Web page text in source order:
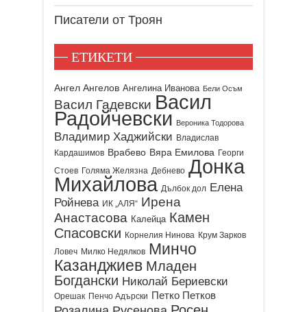
Писатели от Троян
ЕТИКЕТИ
Ангел Ангелов Ангелина Иванова Бели Осъм
Васил Гадевски Васил
Радойчевски Вероника Тодорова
Владимир Хаджийски Владислав
Кардашимов Врабево Вяра Емилова Георги
Стоев Голяма Желязна Дебнево Донка
Михайлова Дълбок дол Елена
Ройнева ИК „АЛЯ“ Ирена
Анастасова Калейца Камен
Спасовски Корнелия Нинова Крум Зарков
Ловеч Милко Недялков Минчо
Казанджиев Младен
Богдански Николай Бериевски
Орешак Пенчо Адърски Петко Петков